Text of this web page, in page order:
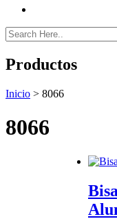
Productos
Inicio > 8066
8066